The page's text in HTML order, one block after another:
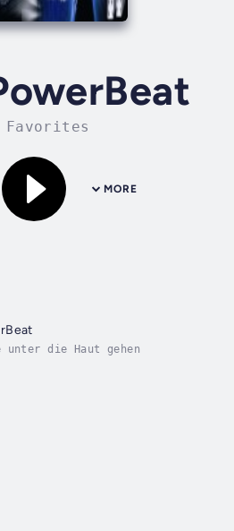
Favorites
MORE
unter die Haut gehen